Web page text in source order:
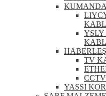
TV
YASSI